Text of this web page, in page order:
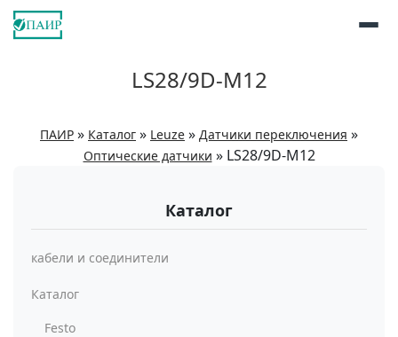
LS28/9D-M12
ПАИР » Каталог » Leuze » Датчики переключения »
Оптические датчики » LS28/9D-M12
Каталог
кабели и соединители
Каталог
Festo